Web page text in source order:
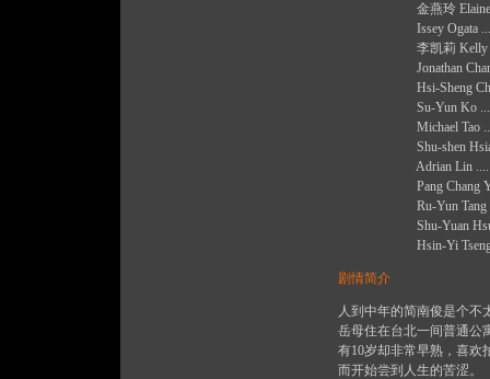
金燕玲 Elaine Jin
Issey Ogata ....
李凯莉 Kelly Lee
Jonathan Chang
Hsi-Sheng Chen
Su-Yun Ko ....
Michael Tao
Shu-shen Hsiao
Adrian Lin ....
Pang Chang Yu
Ru-Yun Tang ....
Shu-Yuan Hsu
Hsin-Yi Tseng ....
剧情简介
人到中年的简南俊是个不
岳母住在台北一间普通公
有10岁却非常早熟，喜欢
而开始尝到人生的苦涩。